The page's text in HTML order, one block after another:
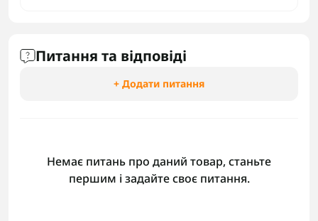
Питання та відповіді
+ Додати питання
Немає питань про даний товар, станьте
першим і задайте своє питання.